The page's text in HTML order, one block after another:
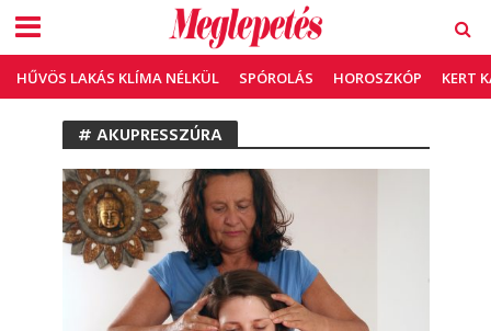
HŰVÖS LAKÁS KLÍMA NÉLKÜL SPÓROLÁS HOROSZKÓP KERT
# AKUPRESSZÚRA